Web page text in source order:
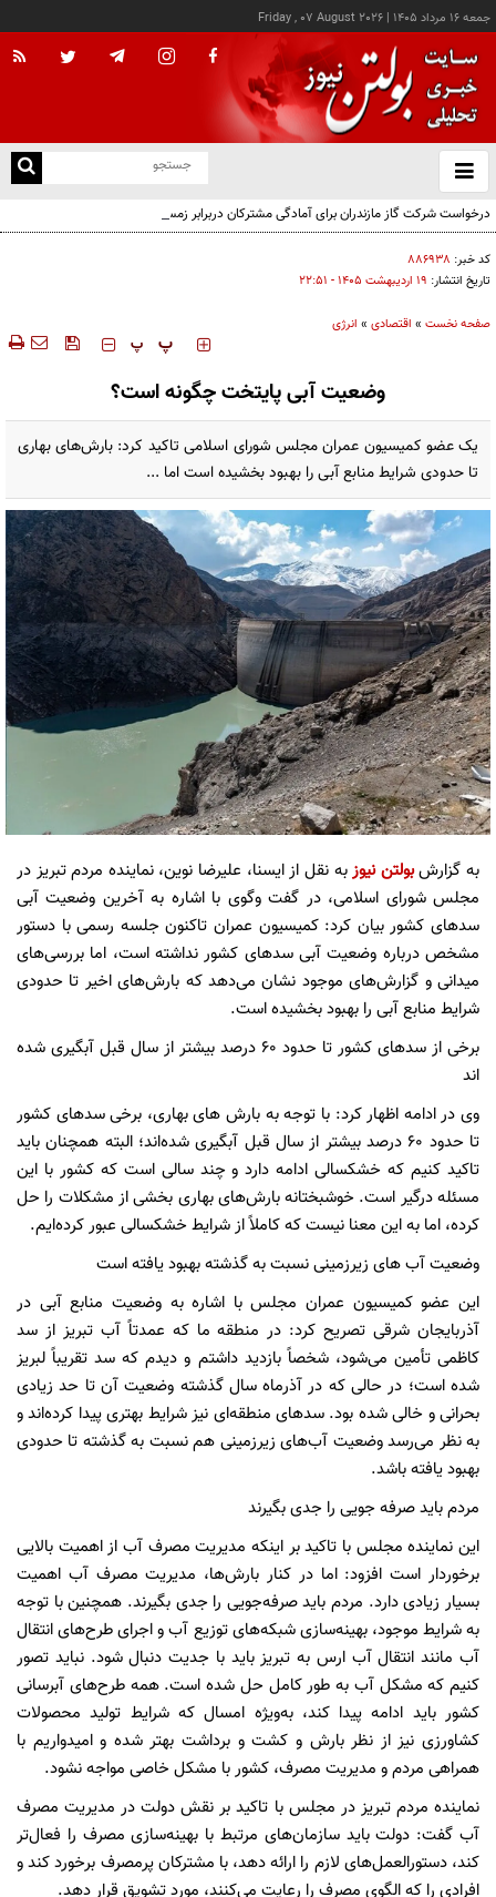
جمعه ۱۶ مرداد ۱۴۰۵ |
Friday , 07 August 2026
باز
و
درخواست شرکت گاز مازندران برای آمادگی مشترکان دربرابر زمستان
کد خبر: ۸۸۶۹۳۸
تاریخ انتشار: ۱۹ ارديبهشت ۱۴۰۵ - ۲۲:۵۱
صفحه نخست » اقتصادی » انرژی
‍‍‍ پ پ
وضعیت آبی پایتخت چگونه است؟
یک عضو کمیسیون عمران مجلس شورای اسلامی تاکید کرد: بارش‌های بهاری
تا حدودی شرایط منابع آبی را بهبود بخشیده است اما ...
به گزارشبولتن نیوزبه نقل از ایسنا، علیرضا نوین، نماینده مردم تبریز در
مجلس شورای اسلامی، در گفت وگوی با اشاره به آخرین وضعیت آبی
سدهای کشور بیان کرد: کمیسیون عمران تاکنون جلسه رسمی با دستور
مشخص درباره وضعیت آبی سدهای کشور نداشته است، اما بررسی‌های
میدانی و گزارش‌های موجود نشان می‌دهد که بارش‌های اخیر تا حدودی
شرایط منابع آبی را بهبود بخشیده است.
برخی از سدهای کشور تا حدود ۶۰ درصد بیشتر از سال قبل آبگیری شده
اند
وی در ادامه اظهار کرد: با توجه به بارش های بهاری، برخی سدهای کشور
تا حدود ۶۰ درصد بیشتر از سال قبل آبگیری شده‌اند؛ البته همچنان باید
تاکید کنیم که خشکسالی ادامه دارد و چند سالی است که کشور با این
مسئله درگیر است. خوشبختانه بارش‌های بهاری بخشی از مشکلات را حل
کرده، اما به این معنا نیست که کاملاً از شرایط خشکسالی عبور کرده‌ایم.
وضعیت آب های زیرزمینی نسبت به گذشته بهبود یافته است
این عضو کمیسیون عمران مجلس با اشاره به وضعیت منابع آبی در
آذربایجان شرقی تصریح کرد: در منطقه ما که عمدتاً آب تبریز از سد
کاظمی تأمین می‌شود، شخصاً بازدید داشتم و دیدم که سد تقریباً لبریز
شده است؛ در حالی که در آذرماه سال گذشته وضعیت آن تا حد زیادی
بحرانی و خالی شده بود. سدهای منطقه‌ای نیز شرایط بهتری پیدا کرده‌اند و
به نظر می‌رسد وضعیت آب‌های زیرزمینی هم نسبت به گذشته تا حدودی
بهبود یافته باشد.
مردم باید صرفه جویی را جدی بگیرند
این نماینده مجلس با تاکید بر اینکه مدیریت مصرف آب از اهمیت بالایی
برخوردار است افزود: اما در کنار بارش‌ها، مدیریت مصرف آب اهمیت
بسیار زیادی دارد. مردم باید صرفه‌جویی را جدی بگیرند. همچنین با توجه
به شرایط موجود، بهینه‌سازی شبکه‌های توزیع آب و اجرای طرح‌های انتقال
آب مانند انتقال آب ارس به تبریز باید با جدیت دنبال شود. نباید تصور
کنیم که مشکل آب به طور کامل حل شده است. همه طرح‌های آبرسانی
کشور باید ادامه پیدا کند، به‌ویژه امسال که شرایط تولید محصولات
کشاورزی نیز از نظر بارش و کشت و برداشت بهتر شده و امیدواریم با
همراهی مردم و مدیریت مصرف، کشور با مشکل خاصی مواجه نشود.
نماینده مردم تبریز در مجلس با تاکید بر نقش دولت در مدیریت مصرف
آب گفت: دولت باید سازمان‌های مرتبط با بهینه‌سازی مصرف را فعال‌تر
کند، دستورالعمل‌های لازم را ارائه دهد، با مشترکان پرمصرف برخورد کند و
افرادی را که الگوی مصرف را رعایت می‌کنند، مورد تشویق قرار دهد.